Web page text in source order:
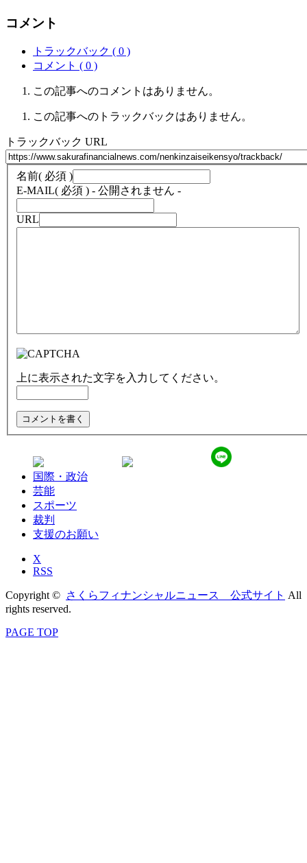
コメント
トラックバック ( 0 )
コメント ( 0 )
この記事へのコメントはありません。
この記事へのトラックバックはありません。
トラックバック URL
名前( 必須 )
E-MAIL( 必須 ) - 公開されません -
URL
上に表示された文字を入力してください。
国際・政治
芸能
スポーツ
裁判
支援のお願い
X
RSS
Copyright © さくらフィナンシャルニュース 公式サイト All
rights reserved.
PAGE TOP